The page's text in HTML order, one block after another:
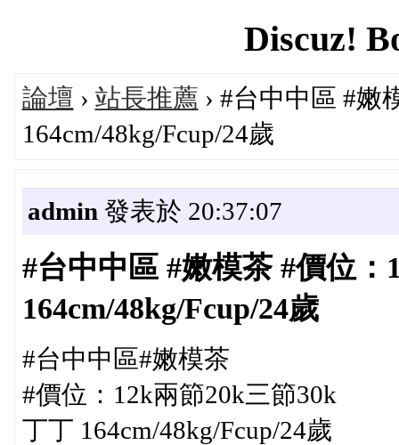
Discuz!
論壇 › 站長推薦 › #台中中區 #嫩
164cm/48kg/Fcup/24歲
admin 發表於 20:37:07
#台中中區 #嫩模茶 #價位
164cm/48kg/Fcup/24歲
#台中中區#嫩模茶
#價位：12k兩節20k三節30k
丁丁 164cm/48kg/Fcup/24歲